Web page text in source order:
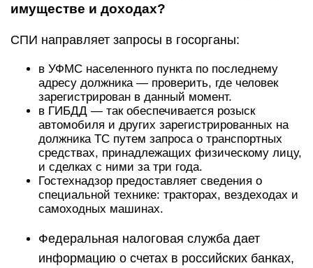
имуществе и доходах?
СПИ направляет запросы в госорганы:
в УФМС населенного пункта по последнему
адресу должника — проверить, где человек
зарегистрирован в данный момент.
в ГИБДД — так обеспечивается розыск
автомобиля и других зарегистрированных на
должника ТС путем запроса о транспортных
средствах, принадлежащих физическому лицу,
и сделках с ними за три года.
Гостехнадзор предоставляет сведения о
специальной технике: тракторах, вездеходах и
самоходных машинах.
Федеральная налоговая служба дает
информацию о счетах в российских банках,